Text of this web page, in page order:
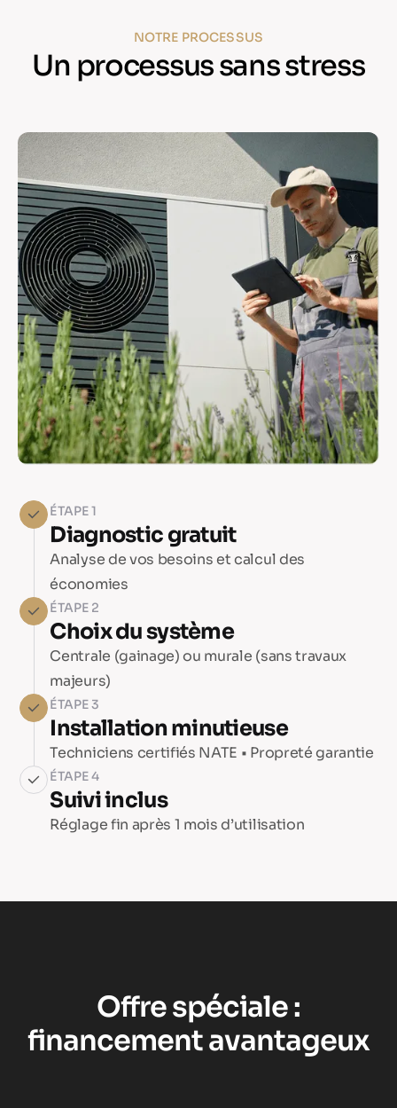
NOTRE PROCESSUS
Un processus sans stress
ÉTAPE 1
Diagnostic gratuit
Analyse de vos besoins et calcul des
économies
ÉTAPE 2
Choix du système
Centrale (gainage) ou murale (sans travaux
majeurs)
ÉTAPE 3
Installation minutieuse
Techniciens certifiés NATE • Propreté garantie
ÉTAPE 4
Suivi inclus
Réglage fin après 1 mois d’utilisation
Offre spéciale :
financement avantageux